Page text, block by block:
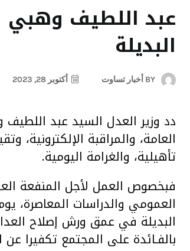
عبد اللطيف وهبي
البديلة
BY أخبار تساوت أكتوبر 28, 2023
دد وزير العدل السيد عبد
العامة، والمراقبة الإلكترونية،
تأهيلية، والغرامة اليومية.
فبخصوص العمل لأجل المنفعة
البديلة في عمق ورش إصلاح
بالفـائدة على المجتمع تكفيرا